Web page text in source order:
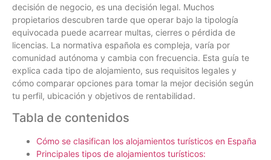
decisión de negocio, es una decisión legal. Muchos
propietarios descubren tarde que operar bajo la tipología
equivocada puede acarrear multas, cierres o pérdida de
licencias. La normativa española es compleja, varía por
comunidad autónoma y cambia con frecuencia. Esta guía te
explica cada tipo de alojamiento, sus requisitos legales y
cómo comparar opciones para tomar la mejor decisión según
tu perfil, ubicación y objetivos de rentabilidad.
Tabla de contenidos
Cómo se clasifican los alojamientos turísticos en España
Principales tipos de alojamientos turísticos: